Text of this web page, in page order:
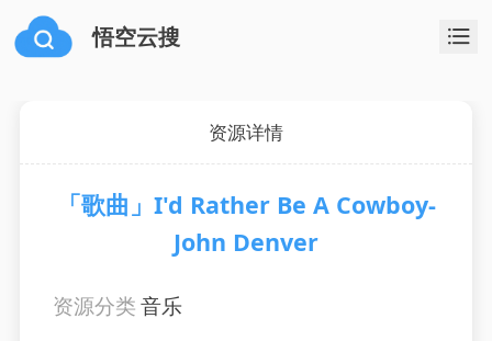
悟空云搜
资源详情
「歌曲」I'd Rather Be A Cowboy-
John Denver
资源分类音乐